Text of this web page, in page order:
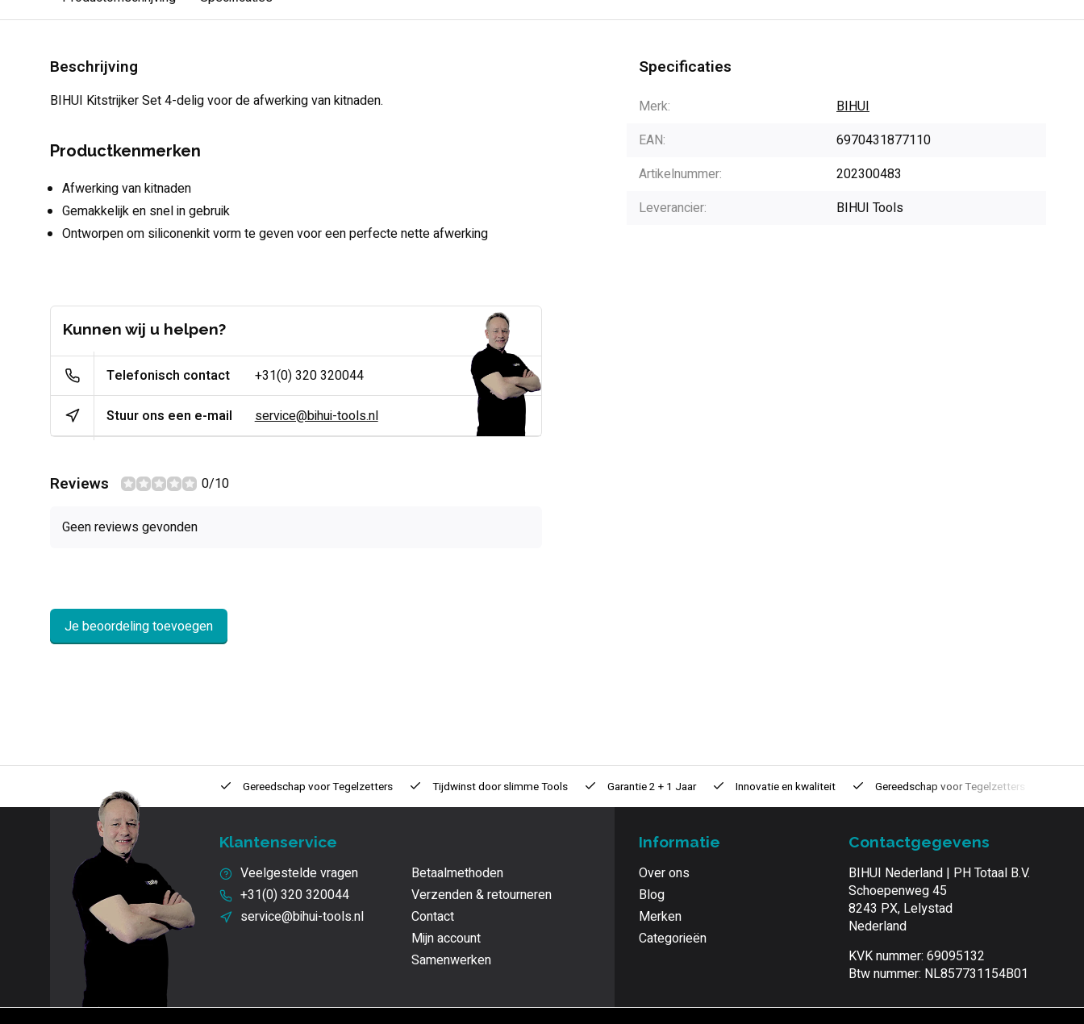
Beschrijving
BIHUI Kitstrijker Set 4-delig voor de afwerking van kitnaden.
Productkenmerken
Afwerking van kitnaden
Gemakkelijk en snel in gebruik
Ontworpen om siliconenkit vorm te geven voor een perfecte nette afwerking
Kunnen wij u helpen?
Telefonisch contact +31(0) 320 320044
Stuur ons een e-mail service@bihui-tools.nl
Reviews 0/10
Geen reviews gevonden
Je beoordeling toevoegen
Specificaties
Merk:
BIHUI
EAN:
6970431877110
Artikelnummer:
202300483
Leverancier:
BIHUI Tools
Innovatie Gereedschap voorTegelzetters Tijdwinst doorslimme Tools Garantie2 + 1 Jaar Innovatieen kwaliteit Gereedschap voorTegelzetters
Klantenservice
Veelgestelde vragen
+31(0) 320 320044
service@bihui-tools.nl
Betaalmethoden
Verzenden & retourneren
Contact
Mijn account
Samenwerken
Informatie
Over ons
Blog
Merken
Categorieën
Contactgegevens
BIHUI Nederland | PH Totaal B.V.
Schoepenweg 45
8243 PX, Lelystad
Nederland
KVK nummer: 69095132
Btw nummer: NL857731154B01